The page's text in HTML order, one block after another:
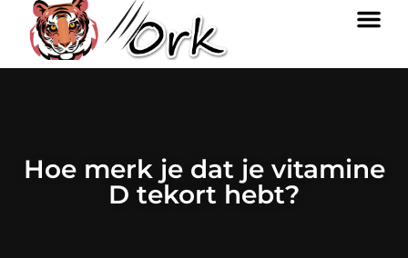
Hoe merk je dat je vitamine
D tekort hebt?